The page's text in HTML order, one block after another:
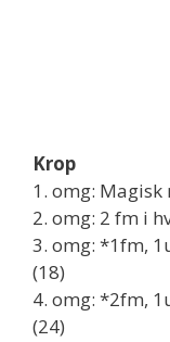
Krop
1. omg:
2. omg: 2 fm i
3. omg: *1fm,
(18)
4. omg: *2fm,
(24)